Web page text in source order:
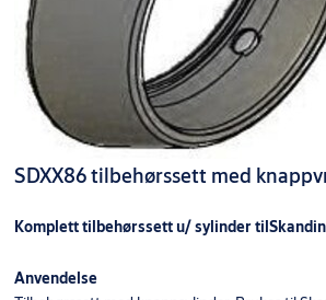
SDXX86 tilbehørssett med
Komplett tilbehørssett u/ sylinder
Anvendelse